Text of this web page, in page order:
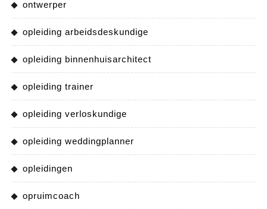
ontwerper
opleiding arbeidsdeskundige
opleiding binnenhuisarchitect
opleiding trainer
opleiding verloskundige
opleiding weddingplanner
opleidingen
opruimcoach